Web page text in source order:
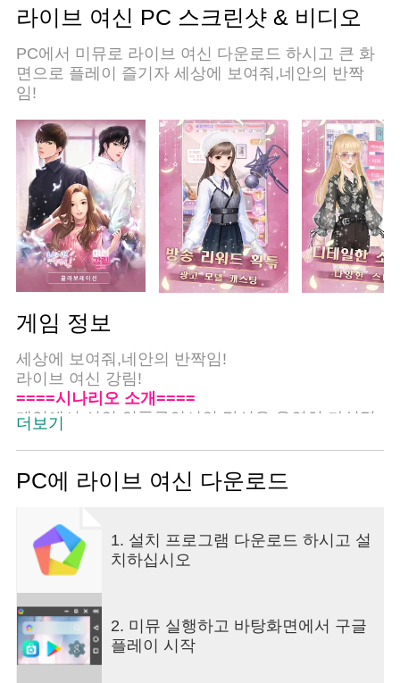
컴퓨터에서 다운로드 하시고 라이브 여신 설치하세
요. 배터리 걱정, 발열 걱정 필요없이 마음껏 즐길수
있습니다; 미뮤 멀티로 무장하여 모바일 게임을 한
층 더 재미있게 플레이할 수 있습니다!
라이브 여신 PC 스크린샷 & 비디오
PC에서 미뮤로 라이브 여신 다운로드 하시고 큰 화
면으로 플레이 즐기자 세상에 보여줘,네안의 반짝
임!
게임 정보
세상에 보여줘,네안의 반짝임!
라이브 여신 강림!
====시나리오 소개====
게임에서 신인 인플루언서인 당신은 우연히 다섯명
메인 스토리뿐만 아니라 의상 코디 시스템에서 다양
한 스타일링을 체험해보세요! 한가한 주말엔 친구들
수다는 언제나 즐겁습니다.이 외에도 파트너 모집,
달콤한 데이트 등 다양한 플레이가 당신을 기다리고
있습니다!
====게임 소개====
[독창적인 시스템]
라이브 방송, 합동 방송, 상업 파트너 등 독창적인 시
스템을 통해 신인으로부터 라이브 퀸이 되는 꿈을
더보기
PC에 라이브 여신 다운로드
1. 설치 프로그램 다운로드 하시고 설
치하십시오
2. 미뮤 실행하고 바탕화면에서 구글
플레이 시작